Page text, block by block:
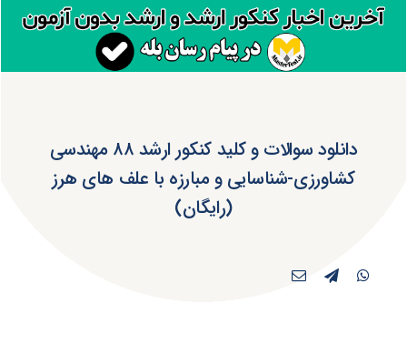
دانلود سوالات و کلید کنکور ارشد ۸۸ مهندسی
کشاورزی-شناسایی و مبارزه با علف های هرز
(رایگان)